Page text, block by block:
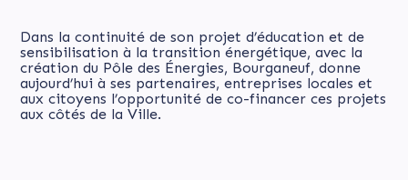
Dans la continuité de son projet d’éducation et de
sensibilisation à la transition énergétique, avec la
création du Pôle des Énergies, Bourganeuf, donne
aujourd’hui à ses partenaires, entreprises locales et
aux citoyens l’opportunité de co-financer ces projets
aux côtés de la Ville.